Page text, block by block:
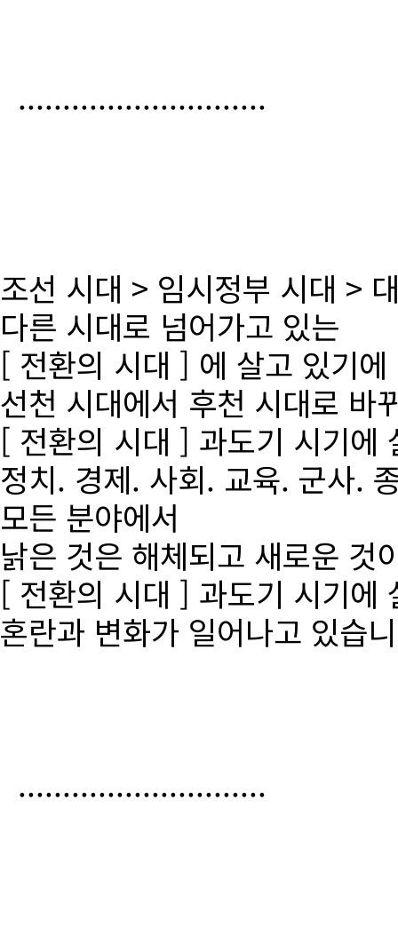
............................
조선 시대 > 임시정부 시대 >
다른 시대로 넘어가고 있는
[ 전환의 시대 ] 에 살고 있기에
선천 시대에서 후천 시대로 바
[ 전환의 시대 ] 과도기 시기에
정치. 경제. 사회. 교육. 군사.
모든 분야에서
낡은 것은 해체되고 새로운 것
[ 전환의 시대 ] 과도기 시기에
혼란과 변화가 일어나고 있습
............................